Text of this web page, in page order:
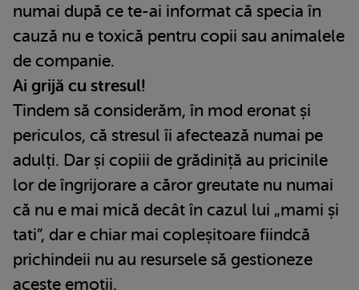
numai după ce te-ai informat că specia în
cauză nu e toxică pentru copii sau animalele
de companie.
Ai grijă cu stresul!
Tindem să considerăm, în mod eronat și
periculos, că stresul îi afectează numai pe
adulți. Dar și copiii de grădiniță au pricinile
lor de îngrijorare a căror greutate nu numai
că nu e mai mică decât în cazul lui „mami și
tati”, dar e chiar mai copleșitoare fiindcă
prichindeii nu au resursele să gestioneze
aceste emoții.